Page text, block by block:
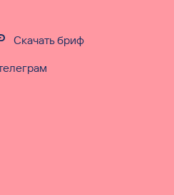
Скачать бриф